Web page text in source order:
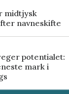
midtjysk
navneskifte
potentialet:
mark i